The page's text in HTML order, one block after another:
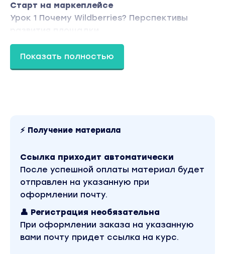
Старт на маркеплейсе
Урок 1 Почему Wildberries? Перспективы
Урок 2 Регистрация в кабинете Wildberries
Урок 3 Обзор кабинета продавца Wildberries
Урок 4 Алгоритмы Wildberries
Ассистент/Аккаунт-менеджер Wildberries
Урок 1 Сервис аналитики MPStats
Урок 2 Создание карточек и их загрузка
Массовое добавление товаров
Дозагрузка цветов и размеров
Добавление рекомендаций
Показать полностью
⚡ Получение материала
Ссылка приходит автоматически
После успешной оплаты материал будет
отправлен на указанную при
оформлении почту.
👤 Регистрация необязательна
При оформлении заказа на указанную
вами почту придет ссылка на курс.